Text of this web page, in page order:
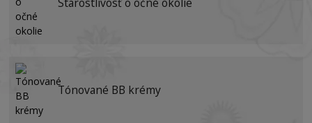
Starostlivosť o očné okolie
Tónované BB krémy